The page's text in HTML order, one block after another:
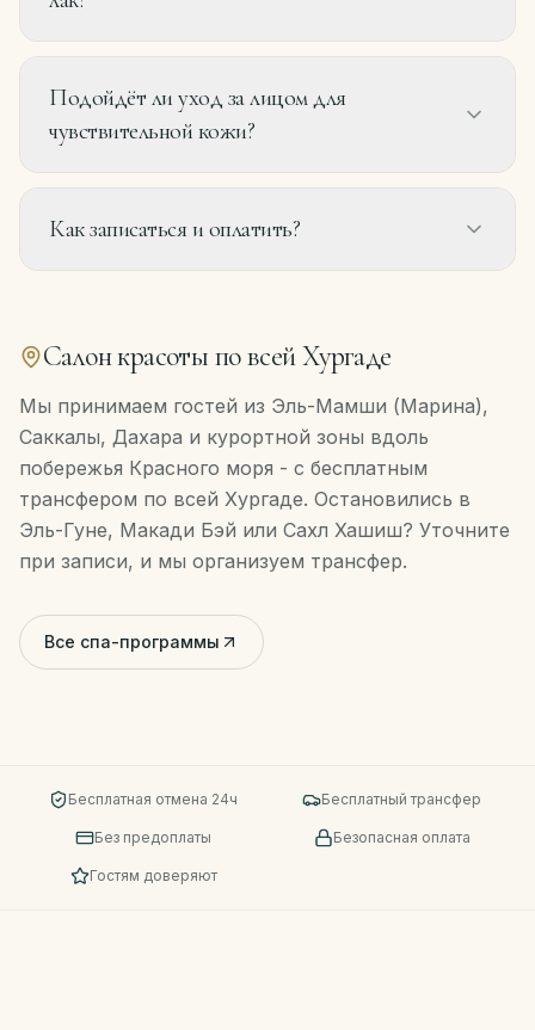
Подойдёт ли уход за лицом для
чувствительной кожи?
Как записаться и оплатить?
Салон красоты по всей Хургаде
Мы принимаем гостей из Эль-Мамши (Марина),
Саккалы, Дахара и курортной зоны вдоль
побережья Красного моря - с бесплатным
трансфером по всей Хургаде. Остановились в
Эль-Гуне, Макади Бэй или Сахл Хашиш? Уточните
при записи, и мы организуем трансфер.
Все спа-программы
Бесплатная отмена 24ч Бесплатный трансфер
Без предоплаты Безопасная оплата
Гостям доверяют